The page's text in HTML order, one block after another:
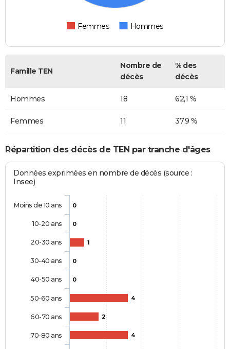
Femmes Hommes
Famille TEN
Nombre de
décès
% des
décès
Hommes 18 62,1 %
Femmes 11 37,9 %
Répartition des décès de TEN par tranche d'âges
Données exprimées en nombre de décès (source :
Insee)
0
0
1
0
0
4
2
4
Moins de 10 ans
10-20 ans
20-30 ans
30-40 ans
40-50 ans
50-60 ans
60-70 ans
70-80 ans